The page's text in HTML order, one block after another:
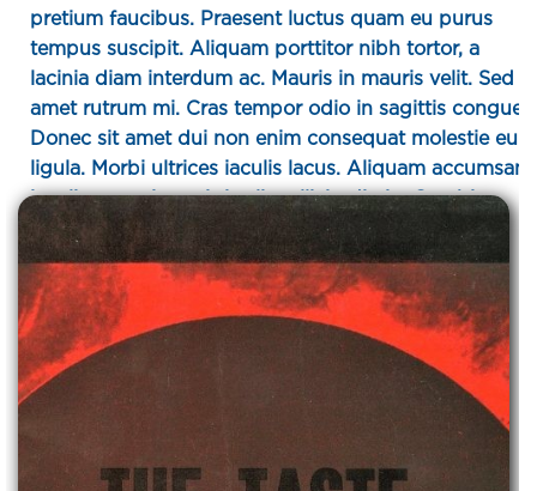
pretium faucibus. Praesent luctus quam eu purus
tempus suscipit. Aliquam porttitor nibh tortor, a
lacinia diam interdum ac. Mauris in mauris velit. Sed
amet rutrum mi. Cras tempor odio in sagittis congue.
Donec sit amet dui non enim consequat molestie eu
ligula. Morbi ultrices iaculis lacus. Aliquam accumsan
iaculis ex, quis sagittis elit sollicitudin in. Curabitur a
commodo sem, in luctus urna. Nullam arcu sem,
sodales vitae justo ac, blandit vehicula tellus.